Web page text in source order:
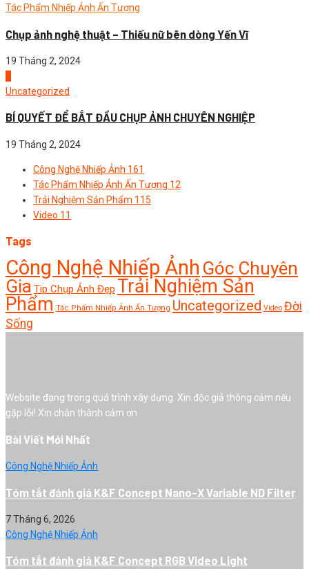
Tác Phẩm Nhiếp Ảnh Ấn Tượng
Chụp ảnh nghệ thuật – Thiếu nữ bên dòng Yến Vĩ
19 Tháng 2, 2024
Uncategorized
BÍ QUYẾT ĐỂ BẮT ĐẦU CHỤP ẢNH CHUYÊN NGHIỆP
19 Tháng 2, 2024
Công Nghệ Nhiếp Ảnh 161
Tác Phẩm Nhiếp Ảnh Ấn Tượng 12
Trải Nghiệm Sản Phẩm 115
Video 11
Tags
Công Nghệ Nhiếp Ảnh Góc Chuyên
Gia Tip Chụp Ảnh Đẹp Trải Nghiệm Sản
Phẩm Tác Phẩm Nhiếp Ảnh Ấn Tượng Uncategorized Video Đời
Sống
Website đang trong quá trình xây dựng. Xin độc giả thông cảm nếu
gặp lỗi! Xin chân thành cảm ơn
Bài Viết Mới Nhất
Công Nghệ Nhiếp Ảnh
Tóm tắt đánh giá K&F Concept Nano-X Variable ND Filter
7 Tháng 6, 2026
Công Nghệ Nhiếp Ảnh
Tóm tắt đánh giá K&F Concept RGB Video Light